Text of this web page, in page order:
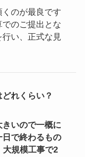
のが最良です
のご提出とな
い、正式な見
れくらい？
いので一概に
で終わるもの
大規模工事で2